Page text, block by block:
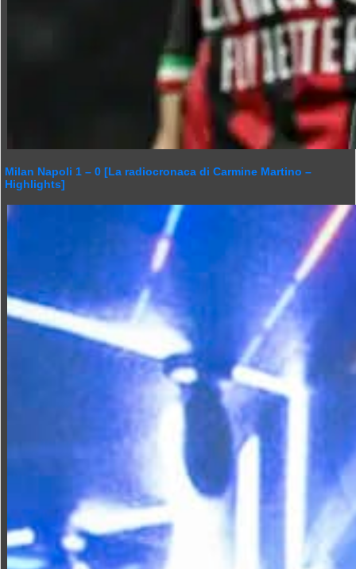
Milan Napoli 1 – 0 [La radiocronaca di Carmine Martino –
Highlights]